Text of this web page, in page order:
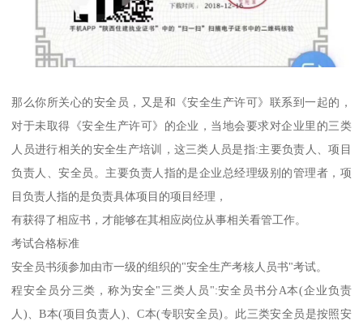
那么你所关心的安全员，又是和《安全生产许可》联系到一起的，
对于未取得《安全生产许可》的企业，当地会要求对企业里的三类
人员进行相关的安全生产培训，这三类人员是指:主要负责人、项目
负责人、安全员。主要负责人指的是企业总经理级别的管理者，项
目负责人指的是负责具体项目的项目经理，
有获得了相应书，才能够在其相应岗位从事相关看管工作。
考试合格标准
安全员书须参加由市一级的组织的"安全生产考核人员书"考试。
程安全员分三类，称为安全"三类人员":安全员书分A本(企业负责
人)、B本(项目负责人)、C本(专职安全员)。此三类安全员是按照安